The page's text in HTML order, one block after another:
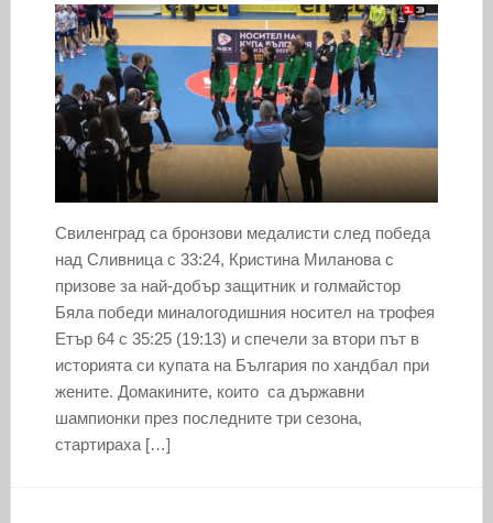
Свиленград са бронзови медалисти след победа
над Сливница с 33:24, Кристина Миланова с
призове за най-добър защитник и голмайстор
Бяла победи миналогодишния носител на трофея
Етър 64 с 35:25 (19:13) и спечели за втори път в
историята си купата на България по хандбал при
жените. Домакините, които са държавни
шампионки през последните три сезона,
стартираха […]